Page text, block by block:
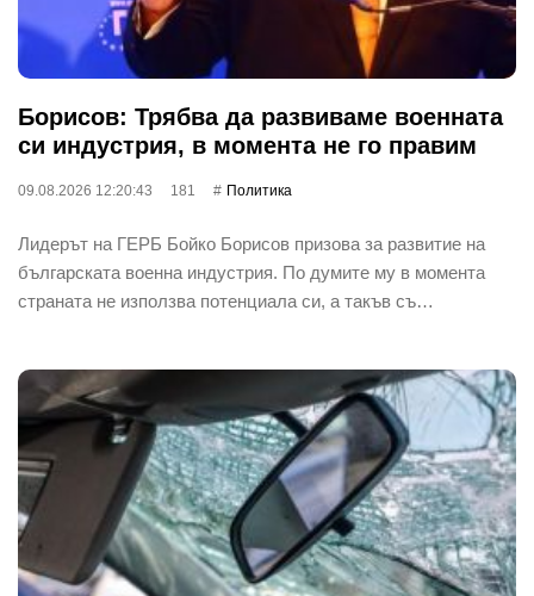
Борисов: Трябва да развиваме военната
си индустрия, в момента не го правим
09.08.2026 12:20:43 181 Политика
Лидерът на ГЕРБ Бойко Борисов призова за развитие на
българската военна индустрия. По думите му в момента
страната не използва потенциала си, а такъв съ…